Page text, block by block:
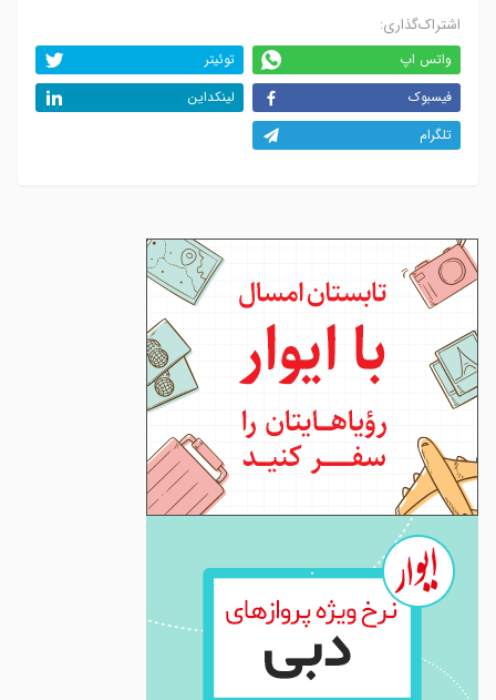
اشتراک‌گذاری:
واتس اپ
توئیتر
فیسبوک
لینکداین
تلگرام